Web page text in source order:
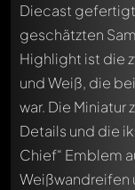
Diecast gefertigt
geschätzten
Highlight ist die
und Weiß, die
war. Die
Details und die
Chief“ Emblem